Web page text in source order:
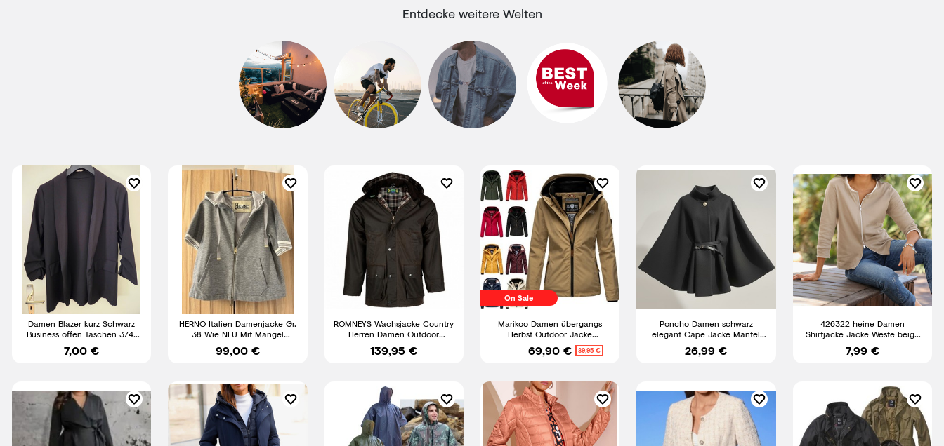
Entdecke weitere Welten
Damen Blazer kurz Schwarz
Business offen Taschen 3/4-
Ärmel Polyester Einheitsgr.
7,00 €
HERNO Italien Damenjacke Gr.
38 Wie NEU Mit Mangel
(Zipper)
99,00 €
ROMNEYS Wachsjacke Country
Herren Damen Outdoor
Jagdjacke Wasserdicht British
139,95 €
On Sale
Marikoo Damen übergangs
Herbst Outdoor Jacke
Windbreaker Regenjacke
Erdbeere NEU
69,90 € 89,95 €
Poncho Damen schwarz
elegant Cape Jacke Mantel
Übergang Umhang Gürtel One
Size
26,99 €
426322 heine Damen
Shirtjacke Jacke Weste beige
7,99 €